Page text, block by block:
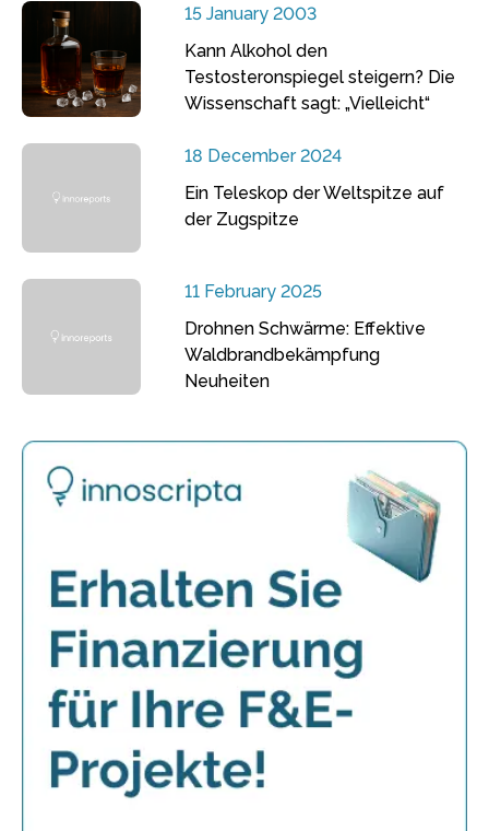
15 January 2003
Kann Alkohol den
Testosteronspiegel steigern? Die
Wissenschaft sagt: „Vielleicht“
18 December 2024
Ein Teleskop der Weltspitze auf
der Zugspitze
11 February 2025
Drohnen Schwärme: Effektive
Waldbrandbekämpfung
Neuheiten